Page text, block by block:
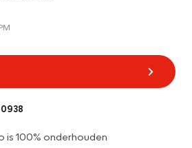
is 100% onderhouden